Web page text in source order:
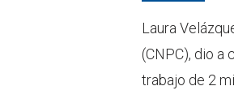
Laura
(CNPC), dio a
trabajo de 2